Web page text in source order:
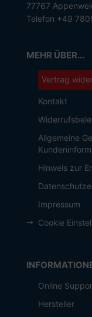
77767
Telefon +49
MEHR ÜBER...
Vertrag
Kontakt
Allgemeine
Hinweis zur
Impressum
Cookie
Online
Hersteller